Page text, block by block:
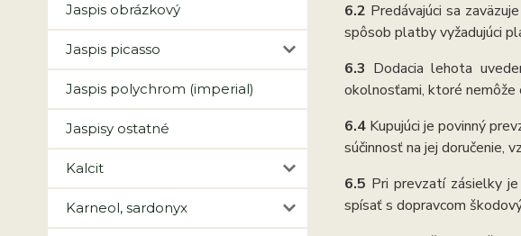
Jaspis obrázkový
Jaspis picasso
Jaspis polychrom (imperial)
Jaspisy ostatné
Kalcit
Karneol, sardonyx
6.2 Predávajúci sa
spôsob platby vyžadujúci
6.3 Dodacia lehota
okolnosťami, ktoré nemôže
6.4 Kupujúci je povinný
súčinnosť na jej doručenie,
6.5 Pri prevzatí zásielky
spísať s dopravcom